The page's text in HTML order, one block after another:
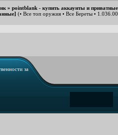
» pointblank - купить аккаунты и
(• Все топ оружия • Все Береты •
за